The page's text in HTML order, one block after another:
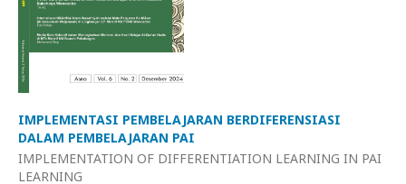
IMPLEMENTASI PEMBELAJARAN BERDIFERENSIASI
DALAM PEMBELAJARAN PAI
IMPLEMENTATION OF DIFFERENTIATION LEARNING IN PAI
LEARNING